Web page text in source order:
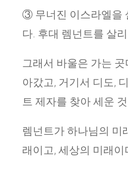
③ 무너진 이스라엘을
다. 후대 렘넌트를 살
그래서 바울은 가는
아갔고, 거기서 디도,
트 제자를 찾아 세운
렘넌트가 하나님의 미
래이고, 세상의 미래이